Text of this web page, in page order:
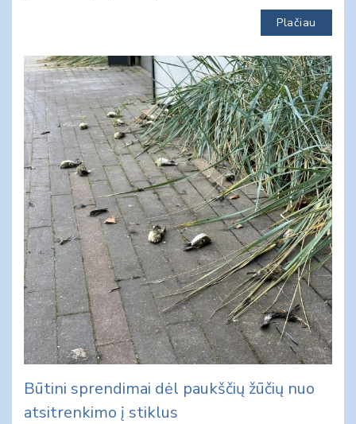
Plačiau
Būtini sprendimai dėl paukščių žūčių nuo
atsitrenkimo į stiklus